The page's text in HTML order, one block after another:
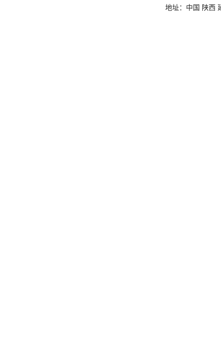
地址：中国 陕西